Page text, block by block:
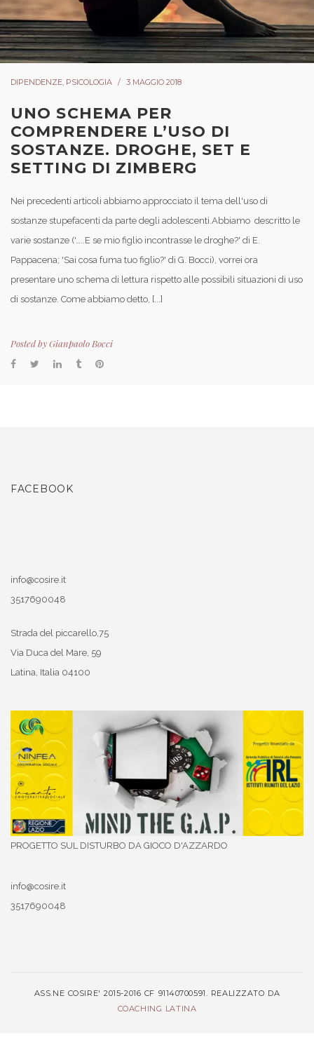
DIPENDENZE PSICOLOGIA 3 MAGGIO 2018
UNO SCHEMA PER
COMPRENDERE L’USO DI
SOSTANZE. DROGHE, SET E
SETTING DI ZIMBERG
Nei precedenti articoli abbiamo approcciato il tema dell'uso di
sostanze stupefacenti da parte degli adolescenti.Abbiamo descritto le
varie sostanze ('…..E se mio figlio incontrasse le droghe?' di E.
Pappacena; 'Sai cosa fuma tuo figlio?' di G. Bocci), vorrei ora
presentare uno schema di lettura rispetto alle possibili situazioni di uso
di sostanze. Come abbiamo detto, [...]
Posted byGianpaolo Bocci
FACEBOOK
info@cosire.it
3517690048
Strada del piccarello,75
Via Duca del Mare, 59
Latina Italia 04100
PROGETTO SUL DISTURBO DA GIOCO D'AZZARDO
info@cosire.it
3517690048
ASS.NE COSIRE' 2015-2016 CF 91140700591. REALIZZATO DA
COACHING LATINA